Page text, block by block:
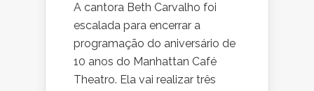
A cantora Beth Carvalho foi
escalada para encerrar a
programação do aniversário de
10 anos do Manhattan Café
Theatro. Ela vai realizar três